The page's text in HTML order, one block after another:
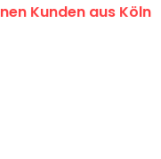
Kunden aus Köln